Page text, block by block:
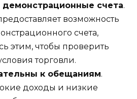
демонстрационные счета.
возможность
счета,
этим, чтобы проверить
торговли.
к обещаниям.
доходы и низкие